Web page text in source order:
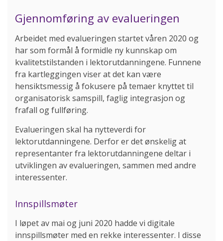
Gjennomføring av evalueringen
Arbeidet med evalueringen startet våren 2020 og
har som formål å formidle ny kunnskap om
kvalitetstilstanden i lektorutdanningene. Funnene
fra kartleggingen viser at det kan være
hensiktsmessig å fokusere på temaer knyttet til
organisatorisk samspill, faglig integrasjon og
frafall og fullføring.
Evalueringen skal ha nytteverdi for
lektorutdanningene. Derfor er det ønskelig at
representanter fra lektorutdanningene deltar i
utviklingen av evalueringen, sammen med andre
interessenter.
Innspillsmøter
I løpet av mai og juni 2020 hadde vi digitale
innspillsmøter med en rekke interessenter. I disse